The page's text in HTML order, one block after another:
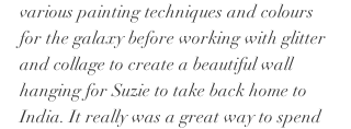
various painting techniques and colours
for the galaxy before working with glitter
and collage to create a beautiful wall
hanging for Suzie to take back home to
India. It really was a great way to spend